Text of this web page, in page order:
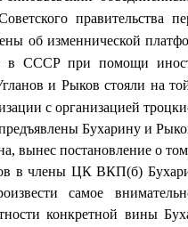
правительства
об изменнической
в СССР при помощи
и Рыков стояли на
с организаци­ей
Буха­рину и
вынес постановление о
в члены ЦК ВКП(б)
самое
конкретной вины